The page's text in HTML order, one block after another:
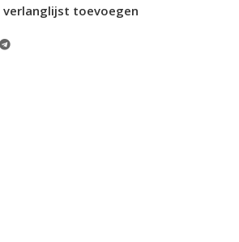
verlanglijst toevoegen